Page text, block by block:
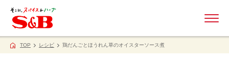
TOP レシピ 鶏だんごとほうれん草のオイスターソース煮